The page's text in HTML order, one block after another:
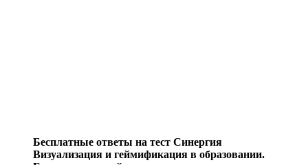
Бесплатные ответы на тест Синергия
Визуализация и геймификация в образовании.